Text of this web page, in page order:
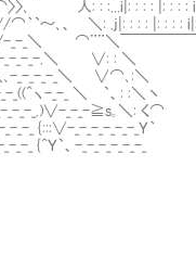
:...i|: : : : |: : : : i|: :
、 ＼: .j|: : : : |: : : : i|:
＼￣￣￣￣￣￣
_-_-.＼ ∨: : ＼
_-_-_＼ ∨⌒､:＼
-_-_ ＼ `、: :＼丶
_-_-≧s｡＼: く⌒
_-_-_-_-_-_Ｙ｀
`、-_-_-_-_-_-_